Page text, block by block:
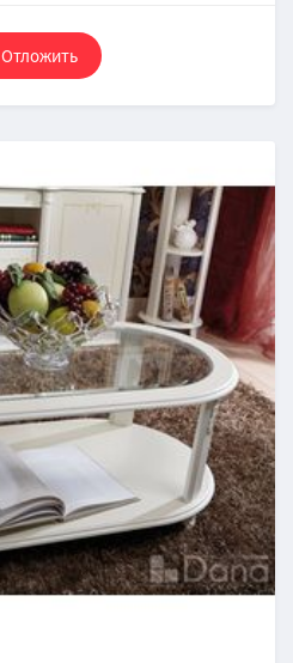
Отложить